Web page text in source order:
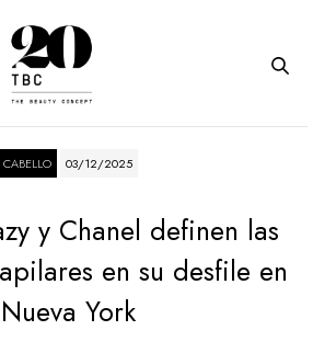
CABELLO 03/12/2025
y Chanel definen las
en su desfile en
Nueva York